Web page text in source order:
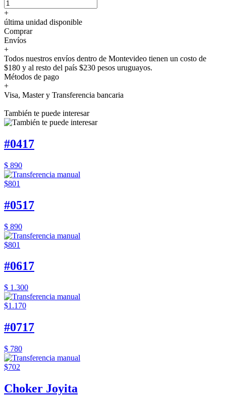
+
última unidad disponible
Comprar
Envíos
+
Todos nuestros envíos dentro de Montevideo tienen un costo de
$180 y al resto del país $230 pesos uruguayos.
Métodos de pago
+
Visa, Master y Transferencia bancaria
También te puede interesar
#0417
$ 890
$801
#0517
$ 890
$801
#0617
$ 1.300
$1.170
#0717
$ 780
$702
Choker Joyita